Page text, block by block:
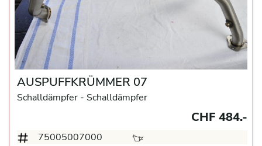
AUSPUFFKRÜMMER 07
Schalldämpfer - Schalldämpfer
CHF 484.-
75005007000